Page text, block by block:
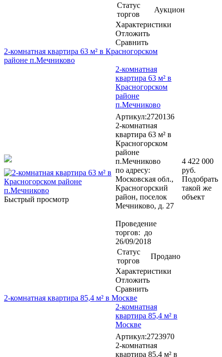
Статус
торгов
Аукцион
Характеристики
Отложить
Сравнить
2-комнатная квартира 63 м² в Красногорском
районе п.Мечниково
Быстрый просмотр
2-комнатная
квартира 63 м² в
Красногорском
районе
п.Мечниково
Артикул:2720136
2-комнатная
квартира 63 м² в
Красногорском
районе
п.Мечниково
по адресу:
Московская обл.,
Красногорский
район, поселок
Мечниково, д. 27
Проведение
торгов: до
26/09/2018
Статус
торгов
Продано
Характеристики
Отложить
Сравнить
4 422 000
руб.
Подобрать
такой же
объект
2-комнатная квартира 85,4 м² в Москве
2-комнатная
квартира 85,4 м² в
Москве
Артикул:2723970
2-комнатная
квартира 85,4 м² в